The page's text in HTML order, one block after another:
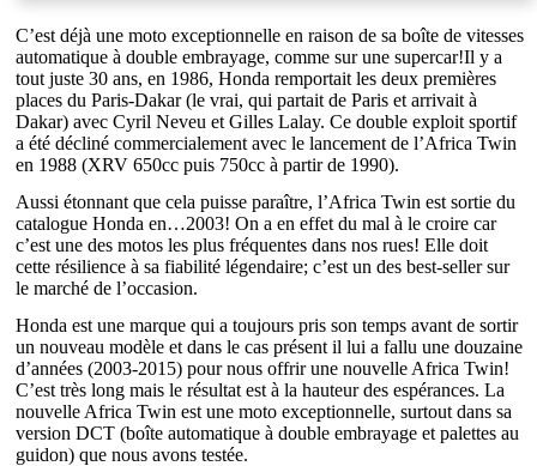
C’est déjà une moto exceptionnelle en raison de sa boîte de vitesses
automatique à double embrayage, comme sur une supercar!Il y a
tout juste 30 ans, en 1986, Honda remportait les deux premières
places du Paris-Dakar (le vrai, qui partait de Paris et arrivait à
Dakar) avec Cyril Neveu et Gilles Lalay. Ce double exploit sportif
a été décliné commercialement avec le lancement de l’Africa Twin
en 1988 (XRV 650cc puis 750cc à partir de 1990).
Aussi étonnant que cela puisse paraître, l’Africa Twin est sortie du
catalogue Honda en…2003! On a en effet du mal à le croire car
c’est une des motos les plus fréquentes dans nos rues! Elle doit
cette résilience à sa fiabilité légendaire; c’est un des best-seller sur
le marché de l’occasion.
Honda est une marque qui a toujours pris son temps avant de sortir
un nouveau modèle et dans le cas présent il lui a fallu une douzaine
d’années (2003-2015) pour nous offrir une nouvelle Africa Twin!
C’est très long mais le résultat est à la hauteur des espérances. La
nouvelle Africa Twin est une moto exceptionnelle, surtout dans sa
version DCT (boîte automatique à double embrayage et palettes au
guidon) que nous avons testée.